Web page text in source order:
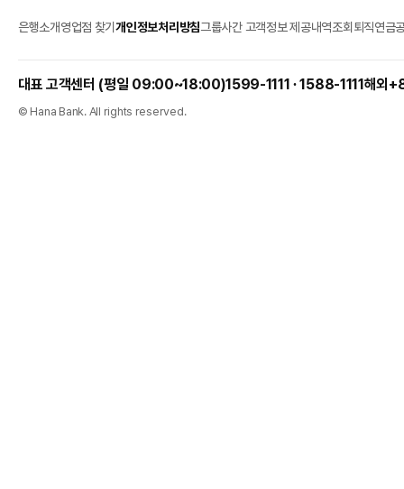
은행소개영업점 찾기개인정보처리방침그룹사간 고객정보 제공내역조회 퇴직연금
1599-1111 ∙ 1588-1111해외
© Hana Bank. All rights reserved.